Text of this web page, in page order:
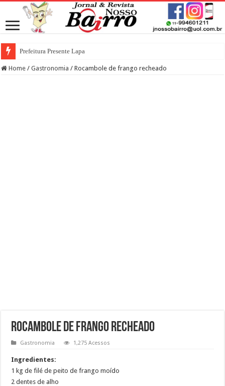
Prefeitura Presente Lapa
Home / Gastronomia / Rocambole de frango recheado
Rocambole de frango recheado
Gastronomia 1,275 Acessos
Ingredientes:
1 kg de filé de peito de frango moído
2 dentes de alho